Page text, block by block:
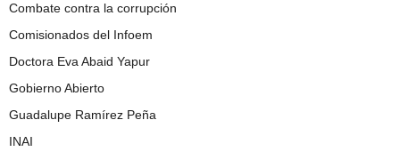
Combate contra la corrupción
Comisionados del Infoem
Doctora Eva Abaid Yapur
Gobierno Abierto
Guadalupe Ramírez Peña
INAI